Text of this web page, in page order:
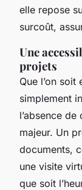
elle repose
surcoût,
Une
projets
Que l’on
simplement
l’absence
majeur. Un
documents,
une visite
que soit